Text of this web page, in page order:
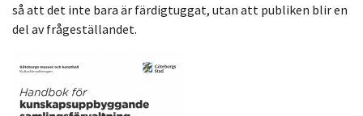
så att det inte bara är färdigtuggat, utan att publiken blir en
del av frågeställandet.